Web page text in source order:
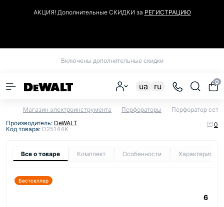
АКЦИЯ! Дополнительные СКИДКИ за РЕГИСТРАЦИЮ
Включены дополнительные скидки
ua ru 0
Магазин электроинструмента Перфораторы
Перфоратор
Производитель: DeWALT
Код товара: D25144K
0
Все о товаре Комплект Особенности
Бестселлер
6